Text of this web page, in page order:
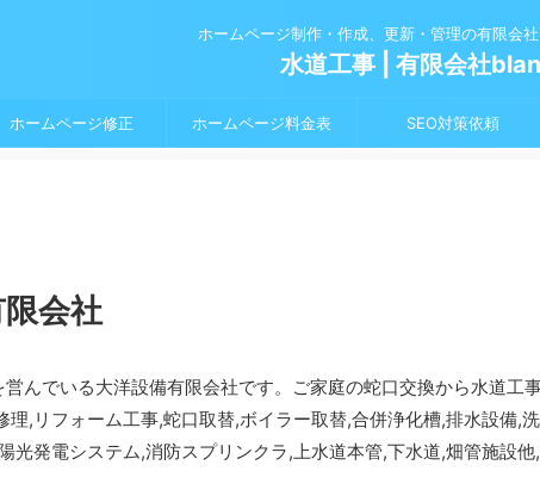
ホームページ制作・作成、更新・管理の有限会
水道工事 | 有限会社
ホームページ修正 ホームページ料金表 SEO対策依頼
会社
んでいる大洋設備有限会社です。ご家庭の蛇口交換から水道工
理,リフォーム工事,蛇口取替,ボイラー取替,合併浄化槽,排水設備,
光発電システム,消防スプリンクラ,上水道本管,下水道,畑管施設他